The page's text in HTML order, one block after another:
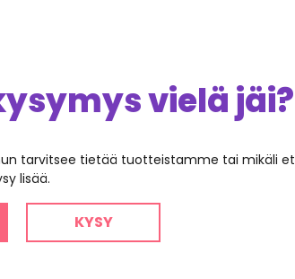
vielä jäi?
tarvitsee tietää tuotteistamme tai mikäli et
lisää.
KYSY